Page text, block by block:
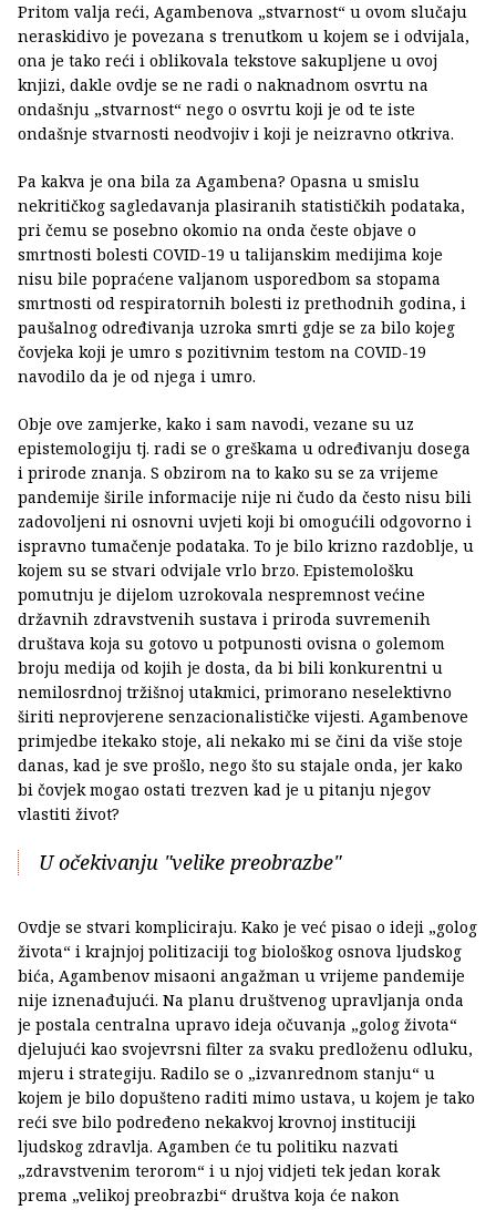
Pritom valja reći, Agambenova „stvarnost“ u ovom slučaju
neraskidivo je povezana s trenutkom u kojem se i odvijala,
ona je tako reći i oblikovala tekstove sakupljene u ovoj
knjizi, dakle ovdje se ne radi o naknadnom osvrtu na
ondašnju „stvarnost“ nego o osvrtu koji je od te iste
ondašnje stvarnosti neodvojiv i koji je neizravno otkriva.
Pa kakva je ona bila za Agambena? Opasna u smislu
nekritičkog sagledavanja plasiranih statističkih podataka,
pri čemu se posebno okomio na onda česte objave o
smrtnosti bolesti COVID-19 u talijanskim medijima koje
nisu bile popraćene valjanom usporedbom sa stopama
smrtnosti od respiratornih bolesti iz prethodnih godina, i
paušalnog određivanja uzroka smrti gdje se za bilo kojeg
čovjeka koji je umro s pozitivnim testom na COVID-19
navodilo da je od njega i umro.
Obje ove zamjerke, kako i sam navodi, vezane su uz
epistemologiju tj. radi se o greškama u određivanju dosega
i prirode znanja. S obzirom na to kako su se za vrijeme
pandemije širile informacije nije ni čudo da često nisu bili
zadovoljeni ni osnovni uvjeti koji bi omogućili odgovorno i
ispravno tumačenje podataka. To je bilo krizno razdoblje, u
kojem su se stvari odvijale vrlo brzo. Epistemološku
pomutnju je dijelom uzrokovala nespremnost većine
državnih zdravstvenih sustava i priroda suvremenih
društava koja su gotovo u potpunosti ovisna o golemom
broju medija od kojih je dosta, da bi bili konkurentni u
nemilosrdnoj tržišnoj utakmici, primorano neselektivno
širiti neprovjerene senzacionalističke vijesti. Agambenove
primjedbe itekako stoje, ali nekako mi se čini da više stoje
danas, kad je sve prošlo, nego što su stajale onda, jer kako
bi čovjek mogao ostati trezven kad je u pitanju njegov
vlastiti život?
U očekivanju "velike preobrazbe"
Ovdje se stvari kompliciraju. Kako je već pisao o ideji „golog
života“ i krajnjoj politizaciji tog biološkog osnova ljudskog
bića, Agambenov misaoni angažman u vrijeme pandemije
nije iznenađujući. Na planu društvenog upravljanja onda
je postala centralna upravo ideja očuvanja „golog života“
djelujući kao svojevrsni filter za svaku predloženu odluku,
mjeru i strategiju. Radilo se o „izvanrednom stanju“ u
kojem je bilo dopušteno raditi mimo ustava, u kojem je tako
reći sve bilo podređeno nekakvoj krovnoj instituciji
ljudskog zdravlja. Agamben će tu politiku nazvati
„zdravstvenim terorom“ i u njoj vidjeti tek jedan korak
prema „velikoj preobrazbi“ društva koja će nakon